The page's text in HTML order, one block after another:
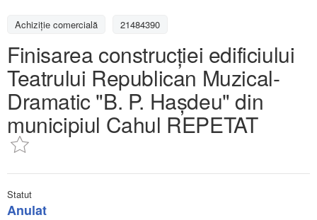
Achizițiе comercială 21484390
Finisarea construcției edificiului
Teatrului Republican Muzical-
Dramatic "B. P. Hașdeu" din
municipiul Cahul REPETAT
Statut
Anulat